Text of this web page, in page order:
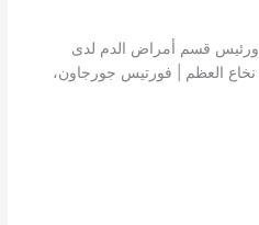
ورئيس قسم أمراض الدم لدى
نخاع العظم | فورتيس جورجاون،